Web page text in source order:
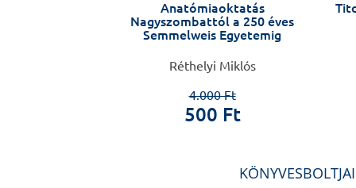
Anatómiaoktatás
Nagyszombattól a 250 éves
Semmelweis Egyetemig
Réthelyi Miklós
4.000 Ft
500 Ft